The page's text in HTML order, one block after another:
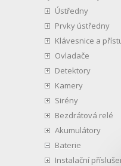
Ústředny
Prvky ústředny
Klávesnice a
Ovladače
Detektory
Kamery
Sirény
Bezdrátová relé
Akumulátory
Baterie
Instalační